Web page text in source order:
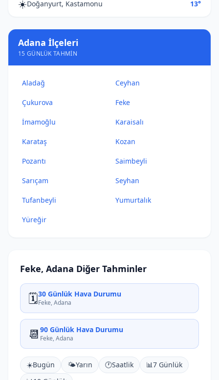
☀️Doğanyurt, Kastamonu 13°
Adana İlçeleri
15 GÜNLÜK TAHMIN
Aladağ Ceyhan
Çukurova Feke
İmamoğlu Karaisalı
Karataş Kozan
Pozantı Saimbeyli
Sarıçam Seyhan
Tufanbeyli Yumurtalık
Yüreğir
Feke, Adana Diğer Tahminler
🗓️30 Günlük Hava Durumu
Feke, Adana
📆 90 Günlük Hava Durumu
Feke, Adana
☀️Bugün 🌤️Yarın 🕐Saatlik 📊7 Günlük